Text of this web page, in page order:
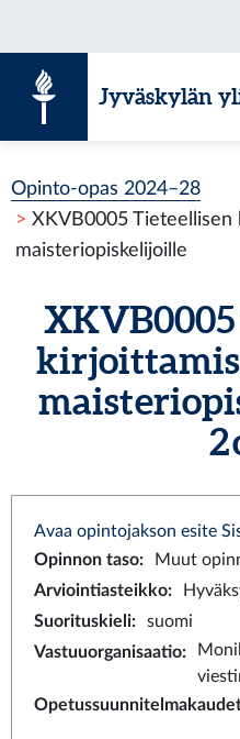
Jyväskylän
Opinto-opas 2024–28
XKVB0005
maisteriopiskelijoille
2
Avaa opintojakson esite
Opinnon taso:
Muut
Arviointiasteikko:
Suorituskieli:
suomi
Vastuuorganisaatio: